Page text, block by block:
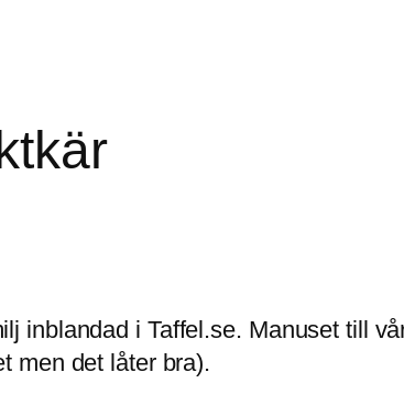
inblandad i Taffel.se. Manuset till
men det låter bra).